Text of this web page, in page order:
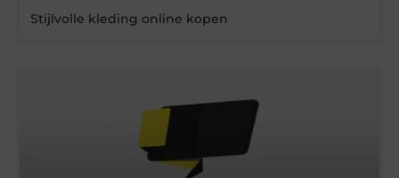
Stijlvolle kleding online kopen